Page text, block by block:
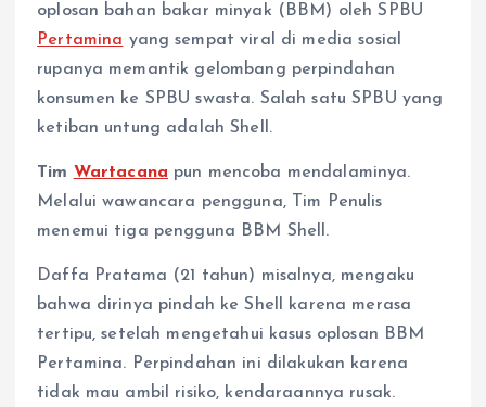
oplosan bahan bakar minyak (BBM) oleh SPBU
Pertamina yang sempat viral di media sosial
rupanya memantik gelombang perpindahan
konsumen ke SPBU swasta. Salah satu SPBU yang
ketiban untung adalah Shell.
Tim Wartacana pun mencoba mendalaminya.
Melalui wawancara pengguna, Tim Penulis
menemui tiga pengguna BBM Shell.
Daffa Pratama (21 tahun) misalnya, mengaku
bahwa dirinya pindah ke Shell karena merasa
tertipu, setelah mengetahui kasus oplosan BBM
Pertamina. Perpindahan ini dilakukan karena
tidak mau ambil risiko, kendaraannya rusak.